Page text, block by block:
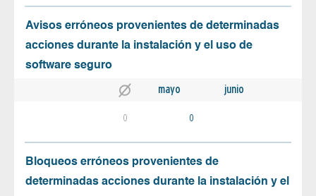
Avisos erróneos provenientes de determinadas
acciones durante la instalación y el uso de
software seguro
mayo junio
0 0
Bloqueos erróneos provenientes de
determinadas acciones durante la instalación y el